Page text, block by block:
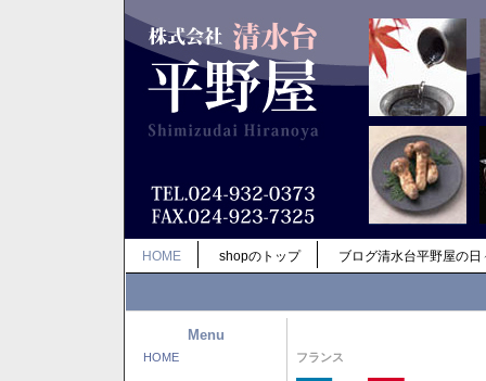
HOME shopのトップ ブログ清水台平野屋の日
Menu
HOME フランス